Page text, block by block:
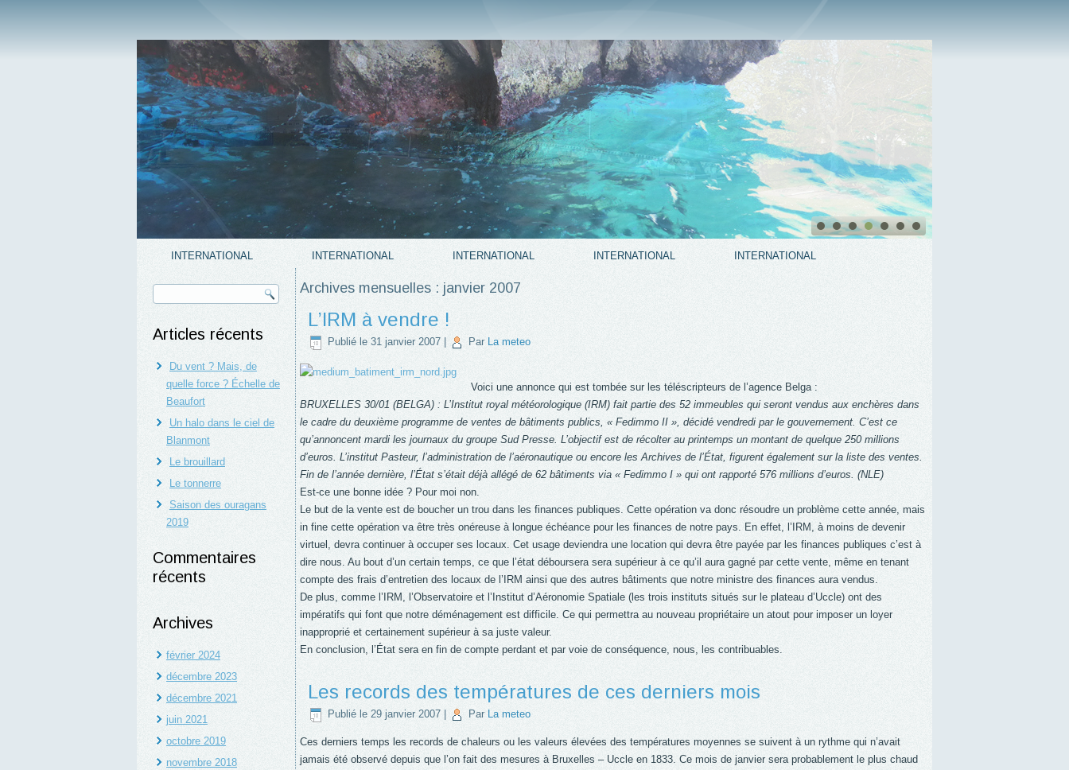
INTERNATIONAL INTERNATIONAL INTERNATIONAL INTERNATIONAL INTERNATIONAL
Articles récents
Du vent ? Mais, de
quelle force ? Échelle de
Beaufort
Un halo dans le ciel de
Blanmont
Le brouillard
Le tonnerre
Saison des ouragans
2019
Commentaires
récents
Archives
février 2024
décembre 2023
décembre 2021
juin 2021
octobre 2019
novembre 2018
Archives mensuelles : janvier 2007
L’IRM à vendre !
Publié le 31 janvier 2007 Par La meteo
Voici une annonce qui est tombée sur les téléscripteurs de l’agence Belga :
BRUXELLES 30/01 (BELGA) : L’Institut royal météorologique (IRM) fait partie des 52 immeubles qui seront vendus aux enchères dans
le cadre du deuxième programme de ventes de bâtiments publics, « Fedimmo II », décidé vendredi par le gouvernement. C’est ce
qu’annoncent mardi les journaux du groupe Sud Presse. L’objectif est de récolter au printemps un montant de quelque 250 millions
d’euros. L’institut Pasteur, l’administration de l’aéronautique ou encore les Archives de l’État, figurent également sur la liste des ventes.
Fin de l’année dernière, l’État s’était déjà allégé de 62 bâtiments via « Fedimmo I » qui ont rapporté 576 millions d’euros. (NLE)
Est-ce une bonne idée ? Pour moi non.
Le but de la vente est de boucher un trou dans les finances publiques. Cette opération va donc résoudre un problème cette année, mais
in fine cette opération va être très onéreuse à longue échéance pour les finances de notre pays. En effet, l’IRM, à moins de devenir
virtuel, devra continuer à occuper ses locaux. Cet usage deviendra une location qui devra être payée par les finances publiques c’est à
dire nous. Au bout d’un certain temps, ce que l’état déboursera sera supérieur à ce qu’il aura gagné par cette vente, même en tenant
compte des frais d’entretien des locaux de l’IRM ainsi que des autres bâtiments que notre ministre des finances aura vendus.
De plus, comme l’IRM, l’Observatoire et l’Institut d’Aéronomie Spatiale (les trois instituts situés sur le plateau d’Uccle) ont des
impératifs qui font que notre déménagement est difficile. Ce qui permettra au nouveau propriétaire un atout pour imposer un loyer
inapproprié et certainement supérieur à sa juste valeur.
En conclusion, l’État sera en fin de compte perdant et par voie de conséquence, nous, les contribuables.
Les records des températures de ces derniers mois
Publié le 29 janvier 2007 Par La meteo
Ces derniers temps les records de chaleurs ou les valeurs élevées des températures moyennes se suivent à un rythme qui n’avait
jamais été observé depuis que l’on fait des mesures à Bruxelles – Uccle en 1833. Ce mois de janvier sera probablement le plus chaud